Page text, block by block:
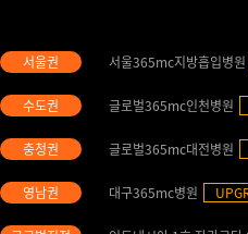
서울365mc지방흡입병원
글로벌365mc인천병원
글로벌365mc대전병원
대구365mc병원